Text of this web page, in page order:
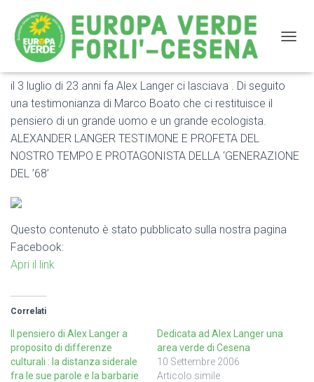
il 3 luglio di 23 anni fa Alex Langer ci lasciava
il 3 luglio di 23 anni fa Alex Langer ci lasciava . Di seguito
una testimonianza di Marco Boato che ci restituisce il
pensiero di un grande uomo e un grande ecologista.
ALEXANDER LANGER TESTIMONE E PROFETA DEL
NOSTRO TEMPO E PROTAGONISTA DELLA ‘GENERAZIONE
DEL ’68’
Questo contenuto è stato pubblicato sulla nostra pagina
Facebook:
Apri il link
Correlati
Il pensiero di Alex Langer a
proposito di differenze
culturali : la distanza siderale
fra le sue parole e la barbarie
Dedicata ad Alex Langer una
area verde di Cesena
10 Settembre 2006
Articolo simile